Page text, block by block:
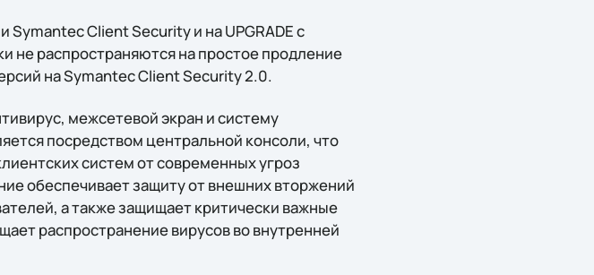
Client Security и на UPGRADE с
не распространяются на простое продление
на Symantec Client Security 2.0.
межсетевой экран и систему
посредством центральной консоли, что
систем от современных угроз
обеспечивает защиту от внешних вторжений
а также защищает критически важные
распространение вирусов во внутренней